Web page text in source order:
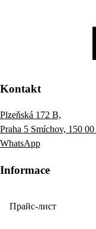
Kontakt
Plzeňská 172 B,
Praha 5 Smíchov, 150 00
WhatsApp
Informace
Прайс-лист